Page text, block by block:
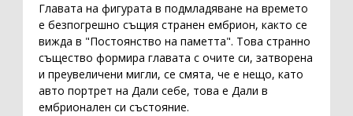
Главата на фигурата в подмладяване на времето
е безпогрешно същия странен ембрион, както се
вижда в "Постоянство на паметта". Това странно
същество формира главата с очите си, затворена
и преувеличени мигли, се смята, че е нещо, като
авто портрет на Дали себе, това е Дали в
ембрионален си състояние.